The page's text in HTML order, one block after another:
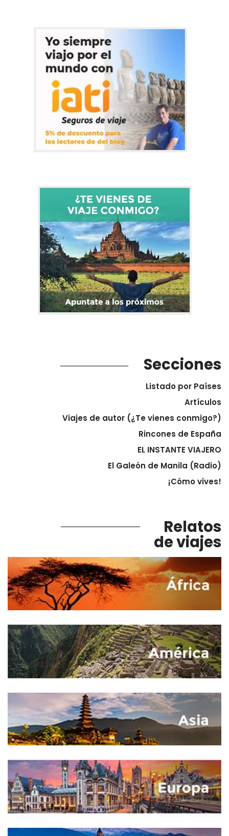
Secciones
Listado por Países
Artículos
Viajes de autor (¿Te vienes conmigo?)
Rincones de España
EL INSTANTE VIAJERO
El Galeón de Manila (Radio)
¡Cómo vives!
Relatos
de viajes